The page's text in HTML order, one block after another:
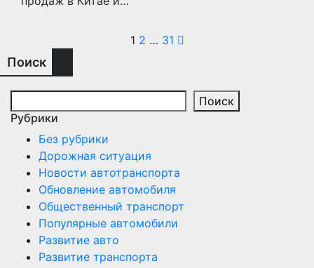
Пагинация
1 2 … 31
Поиск
Поиск
Рубрики
Без рубрики
Дорожная ситуация
Новости автотранспорта
Обновление автомобиля
Общественный транспорт
Популярные автомобили
Развитие авто
Развитие транспорта